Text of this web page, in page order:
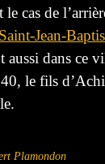
le cas de
Saint-Jean-
dans ce
le fils
Plamondon